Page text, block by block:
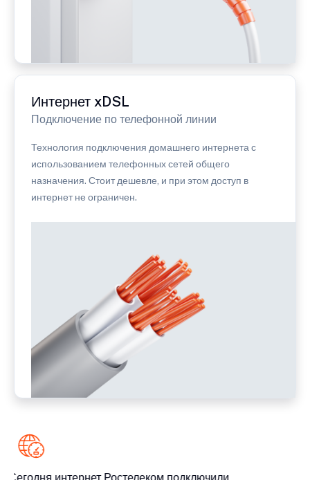
Интернет xDSL
Подключение по телефонной линии
Технология подключения домашнего интернета с
использованием телефонных сетей общего
назначения. Стоит дешевле, и при этом доступ в
интернет не ограничен.